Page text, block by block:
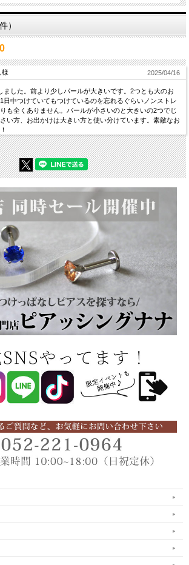
）
様 2025/04/16
ました。前より少しパールが大きいです。2つとも大のお
日中つけていてもつけているのを忘れるぐらいノンストレ
も全くありません。パールが小さいのと大きいの2つでじ
い方、お出かけは大きい方と使い分けています。素敵なお